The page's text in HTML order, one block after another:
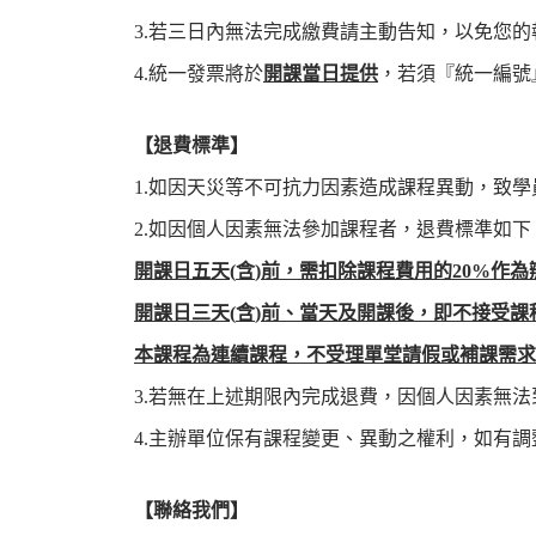
3.若三日內無法完成繳費請主動告知，以免您
4.統一發票將於開課當日提供 ，若須『統一編
【退費標準】
1.如因天災等不可抗力因素造成課程異動，致
2.如因個人因素無法參加課程者，退費標準如下
開課日五天(含)前，需扣除課程費用的20%作為
開課日三天(含)前、當天及開課後，即不接受課
本課程為連續課程，不受理單堂請假或補課需求
3.若無在上述期限內完成退費，因個人因素無
4.主辦單位保有課程變更、異動之權利，如有
【聯絡我們】